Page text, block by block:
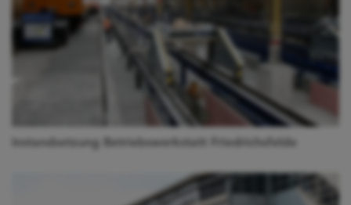
Instandsetzung Betriebswerkstatt Friedrichsfelde